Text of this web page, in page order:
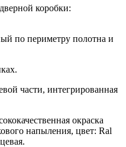
коробки:
по периметру полотна и
части, интегрированная
окраска
напыления, цвет: Ral